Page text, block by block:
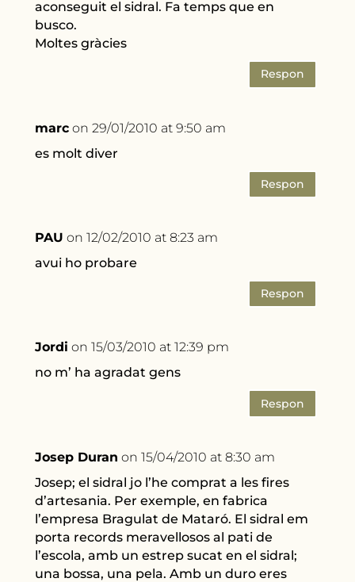
aconseguit el sidral. Fa temps que en
busco.
Moltes gràcies
Respon
marc on 29/01/2010 at 9:50 am
es molt diver
Respon
PAU on 12/02/2010 at 8:23 am
avui ho probare
Respon
Jordi on 15/03/2010 at 12:39 pm
no m’ ha agradat gens
Respon
Josep Duran on 15/04/2010 at 8:30 am
Josep; el sidral jo l’he comprat a les fires
d’artesania. Per exemple, en fabrica
l’empresa Bragulat de Mataró. El sidral em
porta records meravellosos al pati de
l’escola, amb un estrep sucat en el sidral;
una bossa, una pela. Amb un duro eres